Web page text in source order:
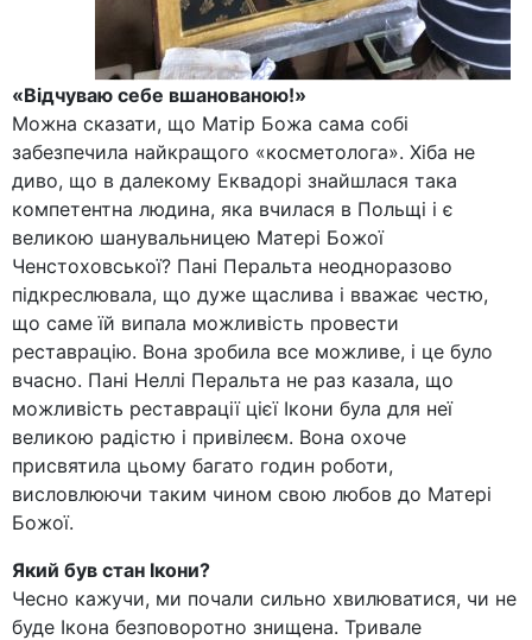
«Відчуваю себе вшанованою!»
Можна сказати, що Матір Божа сама собі
забезпечила найкращого «косметолога». Хіба не
диво, що в далекому Еквадорі знайшлася така
компетентна людина, яка вчилася в Польщі і є
великою шанувальницею Матері Божої
Ченстоховської? Пані Перальта неодноразово
підкреслювала, що дуже щаслива і вважає честю,
що саме їй випала можливість провести
реставрацію. Вона зробила все можливе, і це було
вчасно. Пані Неллі Перальта не раз казала, що
можливість реставрації цієї Ікони була для неї
великою радістю і привілеєм. Вона охоче
присвятила цьому багато годин роботи,
висловлюючи таким чином свою любов до Матері
Божої.
Який був стан Ікони?
Чесно кажучи, ми почали сильно хвилюватися, чи не
буде Ікона безповоротно знищена. Тривале